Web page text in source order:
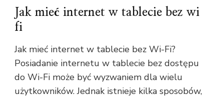
Jak mieć internet w tablecie bez wi
fi
Jak mieć internet w tablecie bez Wi-Fi?
Posiadanie internetu w tablecie bez dostępu
do Wi-Fi może być wyzwaniem dla wielu
użytkowników. Jednak istnieje kilka sposobów,